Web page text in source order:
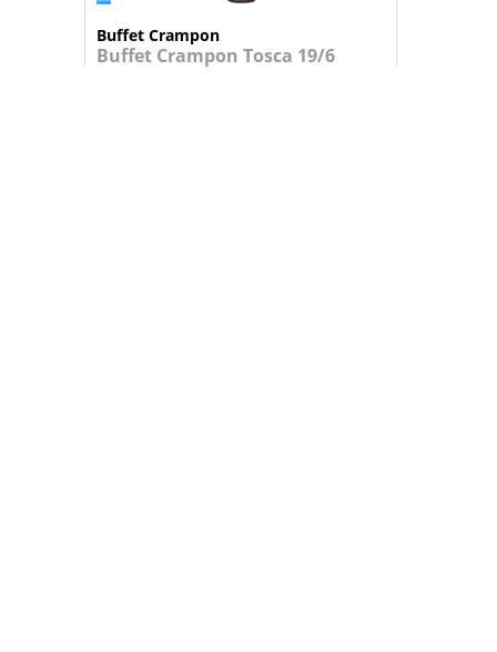
Buffet Crampon
Buffet Crampon Tosca 19/6
BC1550L-2-0 Requinta